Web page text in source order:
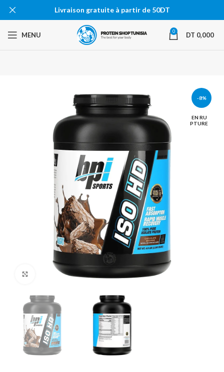
MENU 0 DT 0,000
-8%
EN RU
PTURE
Agrandir
Livraison gratuite à partir de 50DT